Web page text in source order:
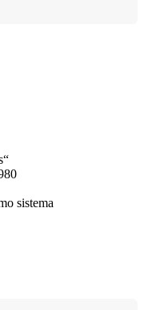
sistema